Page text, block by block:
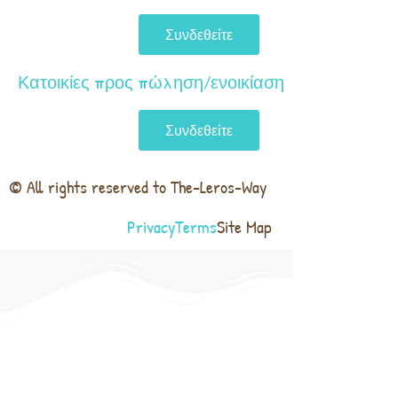
Συνδεθείτε
Κατοικίες προς πώληση/ενοικίαση
Συνδεθείτε
© All rights reserved to The-Leros-Way
PrivacyTermsSite Map